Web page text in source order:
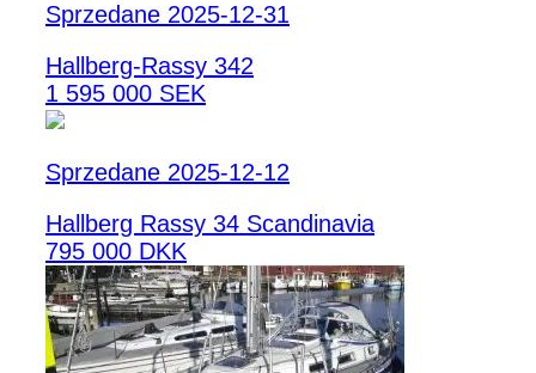
Sprzedane 2025-12-31
Hallberg-Rassy 342
1 595 000 SEK
Sprzedane 2025-12-12
Hallberg Rassy 34 Scandinavia
795 000 DKK